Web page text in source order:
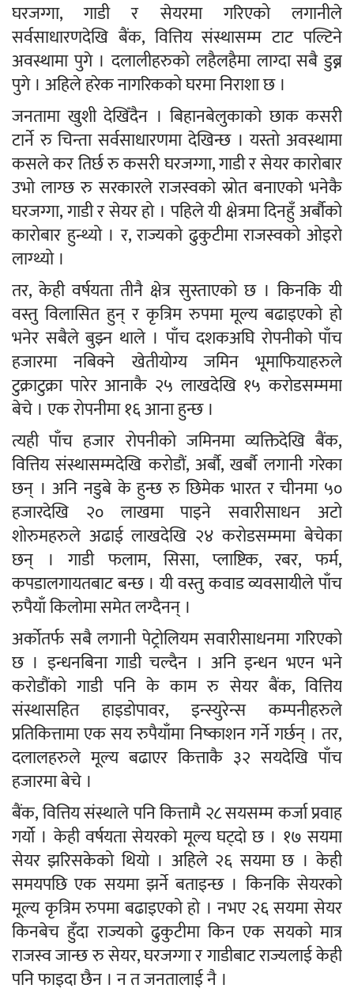
घरजग्गा, गाडी र सेयरमा गरिएको लगानीले
सर्वसाधारणदेखि बैंक, वित्तिय संस्थासम्म टाट पल्टिने
अवस्थामा पुगे । दलालीहरुको लहैलहैमा लाग्दा सबै डुब्न
पुगे । अहिले हरेक नागरिकको घरमा निराशा छ ।
जनतामा खुशी देखिँदैन । बिहानबेलुकाको छाक कसरी
टार्ने रु चिन्ता सर्वसाधारणमा देखिन्छ । यस्तो अवस्थामा
कसले कर तिर्छ रु कसरी घरजग्गा, गाडी र सेयर कारोबार
उभो लाग्छ रु सरकारले राजस्वको स्रोत बनाएको भनेकै
घरजग्गा, गाडी र सेयर हो । पहिले यी क्षेत्रमा दिनहुँ अर्बौको
कारोबार हुन्थ्यो । र, राज्यको ढुकुटीमा राजस्वको ओइरो
लाग्थ्यो ।
तर, केही वर्षयता तीनै क्षेत्र सुस्ताएको छ । किनकि यी
वस्तु विलासित हुन् र कृत्रिम रुपमा मूल्य बढाइएको हो
भनेर सबैले बुझ्न थाले । पाँच दशकअघि रोपनीको पाँच
हजारमा नबिक्ने खेतीयोग्य जमिन भूमाफियाहरुले
टुक्राटुक्रा पारेर आनाकै २५ लाखदेखि १५ करोडसम्ममा
बेचे । एक रोपनीमा १६ आना हुन्छ ।
त्यही पाँच हजार रोपनीको जमिनमा व्यक्तिदेखि बैंक,
वित्तिय संस्थासम्मदेखि करोडौं, अर्बौ, खर्बौ लगानी गरेका
छन् । अनि नडुबे के हुन्छ रु छिमेक भारत र चीनमा ५०
हजारदेखि २० लाखमा पाइने सवारीसाधन अटो
शोरुमहरुले अढाई लाखदेखि २४ करोडसम्ममा बेचेका
छन् । गाडी फलाम, सिसा, प्लाष्टिक, रबर, फर्म,
कपडालगायतबाट बन्छ । यी वस्तु कवाड व्यवसायीले पाँच
रुपैयाँ किलोमा समेत लग्दैनन् ।
अर्कोतर्फ सबै लगानी पेट्रोलियम सवारीसाधनमा गरिएको
छ । इन्धनबिना गाडी चल्दैन । अनि इन्धन भएन भने
करोडौंको गाडी पनि के काम रु सेयर बैंक, वित्तिय
संस्थासहित हाइडोपावर, इन्स्युरेन्स कम्पनीहरुले
प्रतिकित्तामा एक सय रुपैयाँमा निष्काशन गर्ने गर्छन् । तर,
दलालहरुले मूल्य बढाएर कित्ताकै ३२ सयदेखि पाँच
हजारमा बेचे ।
बैंक, वित्तिय संस्थाले पनि कित्तामै २८ सयसम्म कर्जा प्रवाह
गर्यो । केही वर्षयता सेयरको मूल्य घट्दो छ । १७ सयमा
सेयर झरिसकेको थियो । अहिले २६ सयमा छ । केही
समयपछि एक सयमा झर्ने बताइन्छ । किनकि सेयरको
मूल्य कृत्रिम रुपमा बढाइएको हो । नभए २६ सयमा सेयर
किनबेच हुँदा राज्यको ढुकुटीमा किन एक सयको मात्र
राजस्व जान्छ रु सेयर, घरजग्गा र गाडीबाट राज्यलाई केही
पनि फाइदा छैन । न त जनतालाई नै ।